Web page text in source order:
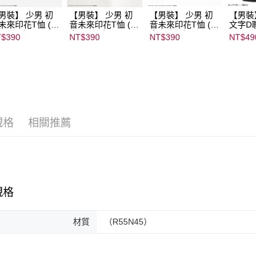
裝】 少男 初
來印花T恤 (初
ク) ｜
【男裝】 少男 初
音未來印花T恤 (初
音ミク) ｜
08022B01232000
NT$390
【男裝】 少男 初
音未來印花T恤 (初
音ミク) ｜
08022B01232000
NT$390
【男
文字D
15434
格 相關推薦
格
材質 （R55N45）